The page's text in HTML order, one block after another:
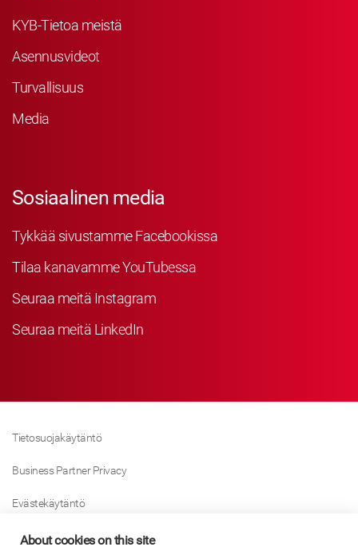
KYB-Tietoa meistä
Asennusvideot
Turvallisuus
Media
Sosiaalinen media
Tykkää sivustamme Facebookissa
Tilaa kanavamme YouTubessa
Seuraa meitä Instagram
Seuraa meitä LinkedIn
Tietosuojakäytäntö
Business Partner Privacy
Evästekäytäntö
Modern Slavery Act Policy
About cookies on this site